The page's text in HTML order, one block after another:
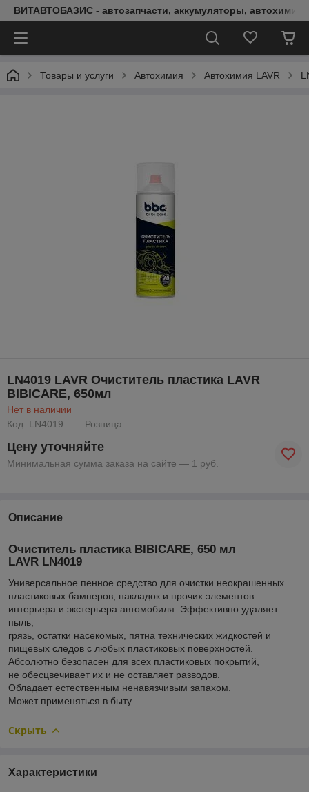
ВИТАВТОБАЗИС - автозапчасти, аккумуляторы, автохимия,
Товары и услуги Автохимия Автохимия LAVR
LN4019 LAVR Очиститель пластика LAVR
BIBICARE, 650мл
Нет в наличии
Код: LN4019
Розница
Цену уточняйте
Минимальная сумма заказа на сайте — 1 руб.
Описание
Очиститель пластика BIBICARE, 650 мл
LAVR LN4019
Универсальное пенное средство для очистки неокрашенных
пластиковых бамперов, накладок и прочих элементов
интерьера и экстерьера автомобиля. Эффективно удаляет
пыль,
грязь, остатки насекомых, пятна технических жидкостей и
пищевых следов с любых пластиковых поверхностей.
Абсолютно безопасен для всех пластиковых покрытий,
не обесцвечивает их и не оставляет разводов.
Обладает естественным ненавязчивым запахом.
Может применяться в быту.
Скрыть
Характеристики